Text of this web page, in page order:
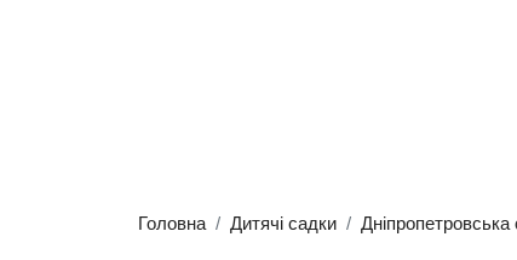
Головна Дитячі садки Дніпропетровська